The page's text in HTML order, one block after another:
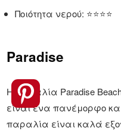
Ποιότητα νερού: ⭐⭐⭐⭐
Paradise
Η παραλία Paradise
είναι ένα πανέμορφο
παραλία είναι καλά